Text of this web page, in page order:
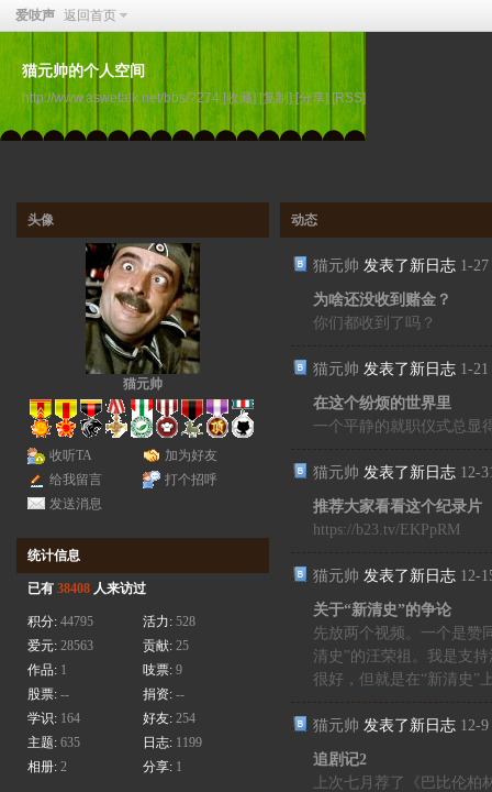
爱吱声 返回首页
猫元帅的个人空间
http://www.aswetalk.net/bbs/?274 [收藏] [复制] [分享] [RSS]
头像
猫元帅
收听TA
加为好友
给我留言
打个招呼
发送消息
统计信息
已有 38408 人来访过
积分: 44795 活力: 528
爱元: 28563 贡献: 25
作品: 1 吱票: 9
股票: -- 捐资: --
学识: 164 好友: 254
主题: 635 日志: 1199
相册: 2 分享: 1
动态
猫元帅 发表了新日志 1-
为啥还没收到赌金？
你们都收到了吗？
猫元帅 发表了新日志 1-
在这个纷烦的世界里
一个平静的就职仪式总显
猫元帅 发表了新日志 12-
推荐大家看看这个纪录片
https://b23.tv/EKPpRM
猫元帅 发表了新日志 12-
关于“新清史”的争论
先放两个视频。一个是赞
清史”的汪荣祖。我是支
很好，但就是在“新清史”
猫元帅 发表了新日志 12-
追剧记2
上次七月荐了《巴比伦